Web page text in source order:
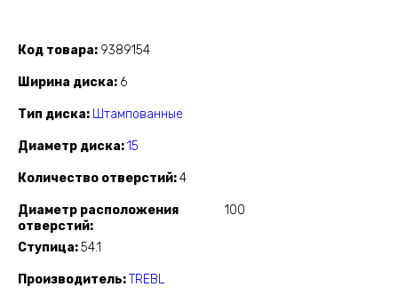
Код товара 9389154
Ширина диска 6
Тип диска Штампованные
Диаметр диска 15
Количество отверстий 4
Диаметр расположения
отверстий
100
Ступица 54.1
Производитель TREBL